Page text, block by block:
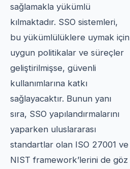
sağlamakla yükümlü
kılmaktadır. SSO sistemleri,
bu yükümlülüklere uymak için
uygun politikalar ve süreçler
geliştirilmişse, güvenli
kullanımlarına katkı
sağlayacaktır. Bunun yanı
sıra, SSO yapılandırmalarını
yaparken uluslararası
standartlar olan ISO 27001 ve
NIST framework’lerini de göz